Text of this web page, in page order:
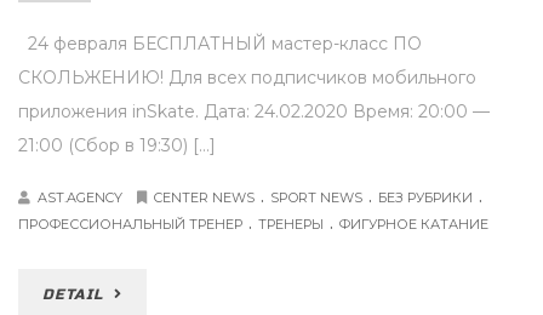
24 февраля БЕСПЛАТНЫЙ мастер-класс ПО
СКОЛЬЖЕНИЮ! Для всех подписчиков мобильного
приложения inSkate. Дата: 24.02.2020 Время: 20:00 —
21:00 (Сбор в 19:30) […]
AST.AGENCY CENTER NEWS . SPORT NEWS . БЕЗ РУБРИКИ .
ПРОФЕССИОНАЛЬНЫЙ ТРЕНЕР . ТРЕНЕРЫ . ФИГУРНОЕ КАТАНИЕ
DETAIL